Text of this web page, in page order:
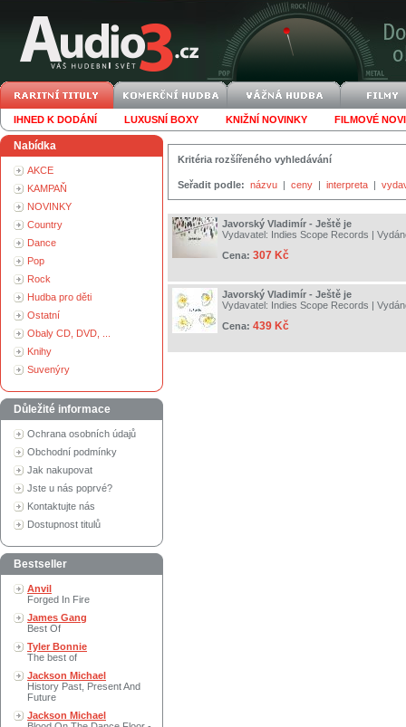
IHNED K DODÁNÍ LUXUSNÍ BOXY KNIŽNÍ NOVINKY FILMOVÉ
Nabídka
AKCE
KAMPAŇ
NOVINKY
Country
Dance
Pop
Rock
Hudba pro děti
Ostatní
Obaly CD, DVD, ...
Knihy
Suvenýry
Důležité informace
Ochrana osobních údajů
Obchodní podmínky
Jak nakupovat
Jste u nás poprvé?
Kontaktujte nás
Dostupnost titulů
Bestseller
Anvil
Forged In Fire
James Gang
Best Of
Tyler Bonnie
The best of
Jackson Michael
History Past, Present And
Future
Jackson Michael
Kritéria rozšířeného vyhledávání
Seřadit podle: názvu | ceny | interpreta |
Javorský Vladimír - Ještě je
Vydavatel: Indies Scope Records |
Cena: 307 Kč
Javorský Vladimír - Ještě je
Vydavatel: Indies Scope Records |
Cena: 439 Kč